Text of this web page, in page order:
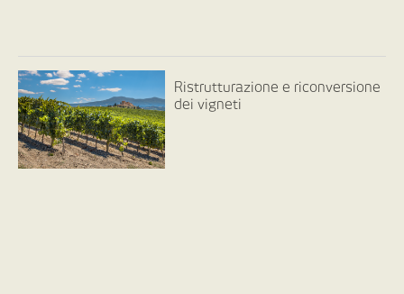
Ristrutturazione e riconversione
dei vigneti